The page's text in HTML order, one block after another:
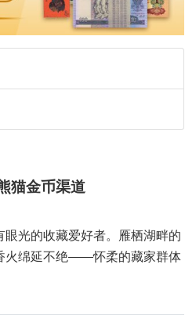
猫金币渠道
光的收藏爱好者。雁栖湖畔的
火绵延不绝——怀柔的藏家群体